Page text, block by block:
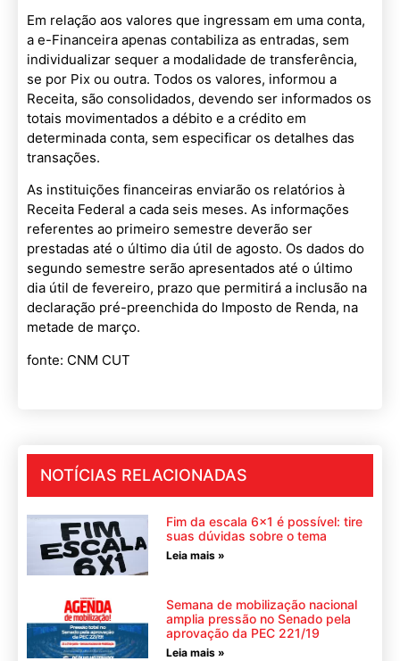
Em relação aos valores que ingressam em uma conta,
a e-Financeira apenas contabiliza as entradas, sem
individualizar sequer a modalidade de transferência,
se por Pix ou outra. Todos os valores, informou a
Receita, são consolidados, devendo ser informados os
totais movimentados a débito e a crédito em
determinada conta, sem especificar os detalhes das
transações.
As instituições financeiras enviarão os relatórios à
Receita Federal a cada seis meses. As informações
referentes ao primeiro semestre deverão ser
prestadas até o último dia útil de agosto. Os dados do
segundo semestre serão apresentados até o último
dia útil de fevereiro, prazo que permitirá a inclusão na
declaração pré-preenchida do Imposto de Renda, na
metade de março.
fonte: CNM CUT
NOTÍCIAS RELACIONADAS
Fim da escala 6×1 é possível: tire
suas dúvidas sobre o tema
Leia mais »
Semana de mobilização nacional
amplia pressão no Senado pela
aprovação da PEC 221/19
Leia mais »